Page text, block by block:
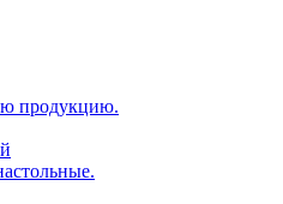
продукцию.